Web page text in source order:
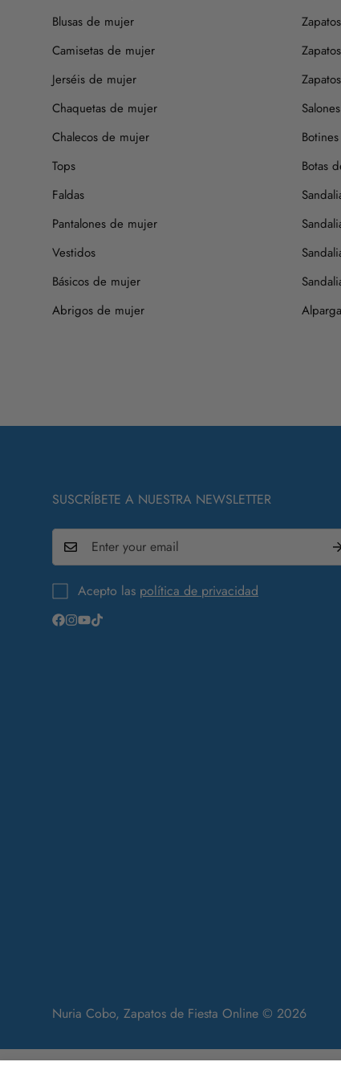
Blusas de mujer
Camisetas de mujer
Jerséis de mujer
Chaquetas de mujer
Chalecos de mujer
Tops
Faldas
Pantalones de mujer
Vestidos
Básicos de mujer
Abrigos de mujer
Salones
Botines
Botas
SUSCRÍBETE A NUESTRA NEWSLETTER
Acepto las política de privacidad
Nuria Cobo, Zapatos de Fiesta Online © 2026